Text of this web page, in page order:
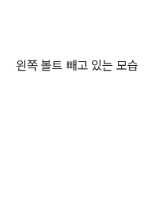
왼쪽 볼트 빼고 있는 모습